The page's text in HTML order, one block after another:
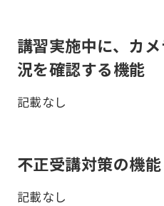
講習実施中に、カ
況を確認する機能
記載なし
不正受講対策の機能
記載なし